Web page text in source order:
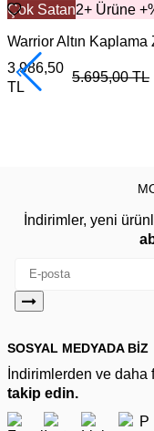
Çok Satan2+ Ürüne
Warrior Altın
3.986,50
TL
5.695,00TL
İndirimler, yeni
SOSYAL MEDYADA BİZ
İndirimlerden ve daha
takip edin.